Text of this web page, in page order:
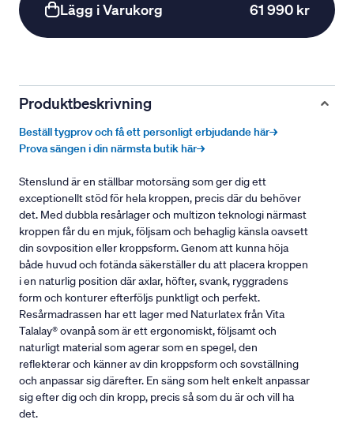
Lägg i Varukorg 61 990 kr
Produktbeskrivning
Beställ tygprov och få ett personligt erbjudande här→
Prova sängen i din närmsta butik här→
Stenslund är en ställbar motorsäng som ger dig ett
exceptionellt stöd för hela kroppen, precis där du behöver
det. Med dubbla resårlager och multizon teknologi närmast
kroppen får du en mjuk, följsam och behaglig känsla oavsett
din sovposition eller kroppsform. Genom att kunna höja
både huvud och fotända säkerställer du att placera kroppen
i en naturlig position där axlar, höfter, svank, ryggradens
form och konturer efterföljs punktligt och perfekt.
Resårmadrassen har ett lager med Naturlatex från Vita
Talalay® ovanpå som är ett ergonomiskt, följsamt och
naturligt material som agerar som en spegel, den
reflekterar och känner av din kroppsform och sovställning
och anpassar sig därefter. En säng som helt enkelt anpassar
sig efter dig och din kropp, precis så som du är och vill ha
det.